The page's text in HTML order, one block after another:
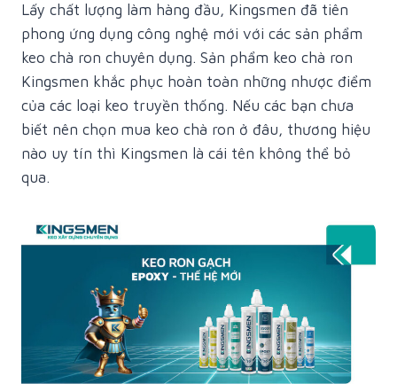
Lấy chất lượng làm hàng đầu, Kingsmen đã tiên
phong ứng dụng công nghệ mới với các sản phẩm
keo chà ron chuyên dụng. Sản phẩm keo chà ron
Kingsmen khắc phục hoàn toàn những nhược điểm
của các loại keo truyền thống. Nếu các bạn chưa
biết nên chọn mua keo chà ron ở đâu, thương hiệu
nào uy tín thì Kingsmen là cái tên không thể bỏ
qua.